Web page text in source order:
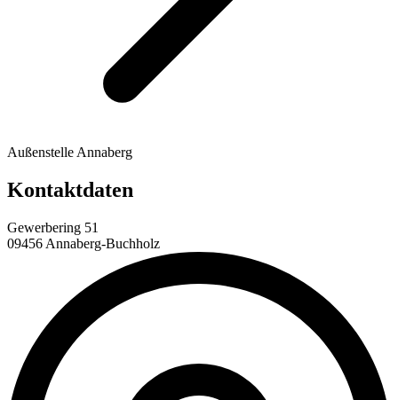
Außenstelle Annaberg
Kontaktdaten
Gewerbering 51
09456 Annaberg-Buchholz